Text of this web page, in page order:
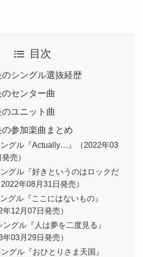
目次
シングル選抜経歴
センター曲
ユニット曲
参加楽曲まとめ
グル『Actually…』（2022年03
売）
グル『好きというのはロックだ
年08月31日発売）
グル『ここにはないもの』
年12月07日発売）
ングル『人は夢を二度見る』
年03月29日発売）
グル『おひとりさま天国』